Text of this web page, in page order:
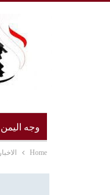
وجه اليمن
Home الاخبار